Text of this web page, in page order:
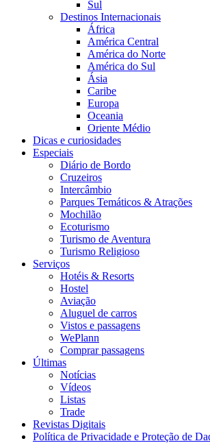
Sul
Destinos Internacionais
África
América Central
América do Norte
América do Sul
Ásia
Caribe
Europa
Oceania
Oriente Médio
Dicas e curiosidades
Especiais
Diário de Bordo
Cruzeiros
Intercâmbio
Parques Temáticos & Atrações
Mochilão
Ecoturismo
Turismo de Aventura
Turismo Religioso
Serviços
Hotéis & Resorts
Hostel
Aviação
Aluguel de carros
Vistos e passagens
WePlann
Comprar passagens
Últimas
Notícias
Vídeos
Listas
Trade
Revistas Digitais
Política de Privacidade e Proteção de